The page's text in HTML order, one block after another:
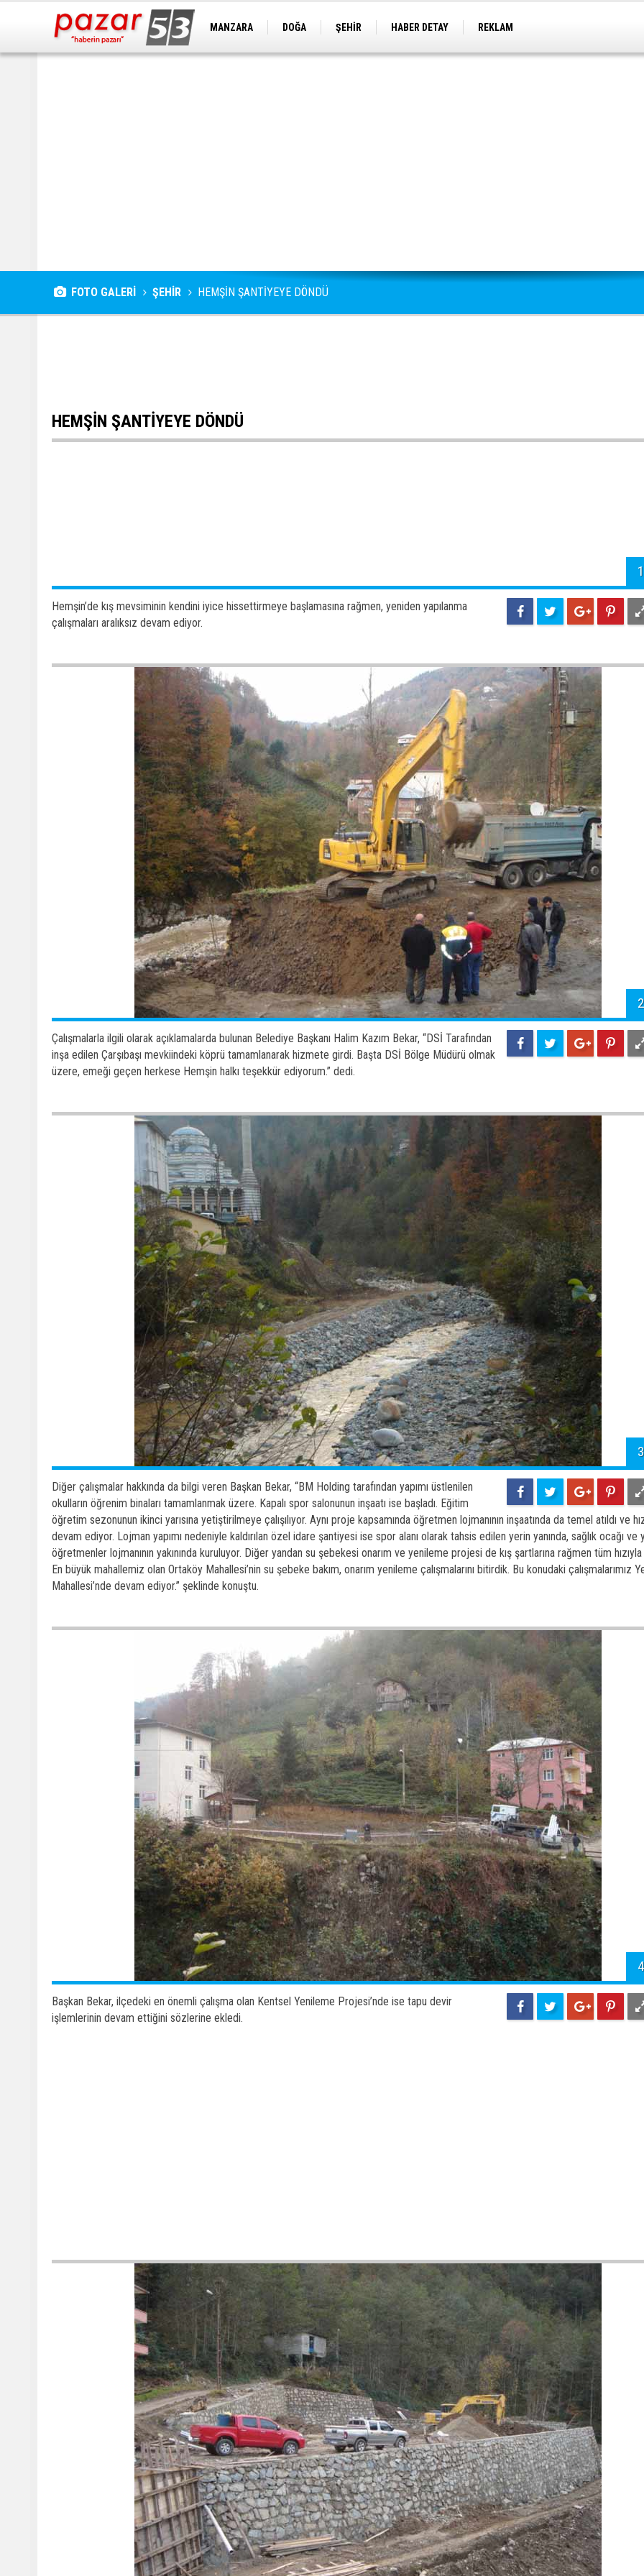
MANZARA DOĞA ŞEHİR HABER DETAY REKLAM
FOTO GALERİ ŞEHİR HEMŞİN ŞANTİYEYE DÖNDÜ
HEMŞİN ŞANTİYEYE DÖNDÜ
Hemşin’de kış mevsiminin kendini iyice hissettirmeye başlamasına rağmen, yeniden yapılanma
çalışmaları aralıksız devam ediyor.
Çalışmalarla ilgili olarak açıklamalarda bulunan Belediye Başkanı Halim Kazım Bekar, “DSİ Tarafından
inşa edilen Çarşıbaşı mevkiindeki köprü tamamlanarak hizmete girdi. Başta DSİ Bölge Müdürü olmak
üzere, emeği geçen herkese Hemşin halkı teşekkür ediyorum.” dedi.
Diğer çalışmalar hakkında da bilgi veren Başkan Bekar, “BM Holding tarafından yapımı üstlenilen
okulların öğrenim binaları tamamlanmak üzere. Kapalı spor salonunun inşaatı ise başladı. Eğitim
öğretim sezonunun ikinci yarısına yetiştirilmeye çalışılıyor. Aynı proje kapsamında öğretmen lojmanının inşaatında da temel atıldı ve
devam ediyor. Lojman yapımı nedeniyle kaldırılan özel idare şantiyesi ise spor alanı olarak tahsis edilen yerin yanında, sağlık ocağı ve
öğretmenler lojmanının yakınında kuruluyor. Diğer yandan su şebekesi onarım ve yenileme projesi de kış şartlarına rağmen tüm
En büyük mahallemiz olan Ortaköy Mahallesi’nin su şebeke bakım, onarım yenileme çalışmalarını bitirdik. Bu konudaki çalışmalarımız
Mahallesi’nde devam ediyor.” şeklinde konuştu.